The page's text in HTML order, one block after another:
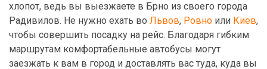
хлопот, ведь вы выезжаете в Брно из своего города
Радивилов. Не нужно ехать во Львов, Ровно или Киев,
чтобы совершить посадку на рейс. Благодаря гибким
маршрутам комфортабельные автобусы могут
заезжать к вам в город и доставлять вас туда, куда вы